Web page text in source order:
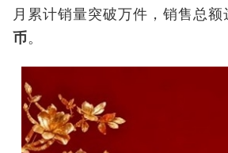
月累计销量突破万件，销售总额
币。